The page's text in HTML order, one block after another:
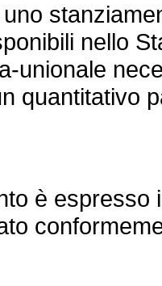
nello
unionale
quantitativo
è espresso